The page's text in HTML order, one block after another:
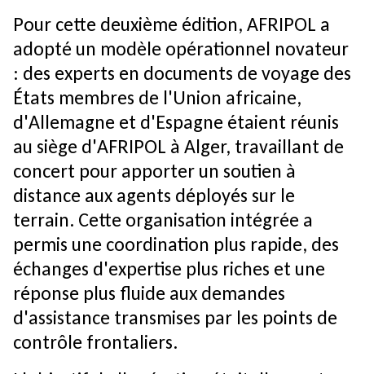
Pour cette deuxième édition, AFRIPOL a
adopté un modèle opérationnel novateur
: des experts en documents de voyage des
États membres de l'Union africaine,
d'Allemagne et d'Espagne étaient réunis
au siège d'AFRIPOL à Alger, travaillant de
concert pour apporter un soutien à
distance aux agents déployés sur le
terrain. Cette organisation intégrée a
permis une coordination plus rapide, des
échanges d'expertise plus riches et une
réponse plus fluide aux demandes
d'assistance transmises par les points de
contrôle frontaliers.